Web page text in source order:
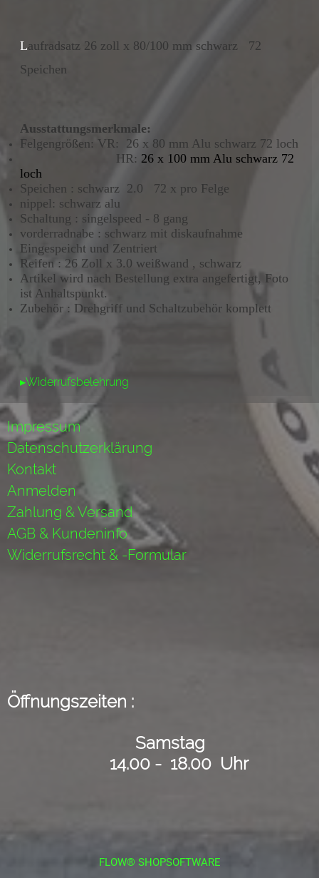
Laufradsatz 26 zoll x 80/100 mm schwarz 72
Speichen
Ausstattungsmerkmale:
Felgengrößen: VR: 26 x 80 mm Alu schwarz 72 loch
HR: 26 x 100 mm Alu schwarz 72
loch
Speichen : schwarz 2.0 72 x pro Felge
nippel: schwarz alu
Schaltung : singelspeed - 8 gang
vorderradnabe : schwarz mit diskaufnahme
Eingespeicht und Zentriert
Reifen : 26 Zoll x 3.0 weißwand , schwarz
Artikel wird nach Bestellung extra angefertigt, Foto
ist Anhaltspunkt.
Zubehör : Drehgriff und Schaltzubehör komplett
▸Widerrufsbelehrung
Impressum
Datenschutzerklärung
Kontakt
Anmelden
Zahlung & Versand
AGB & Kundeninfo
Widerrufsrecht & -Formular
Öffnungszeiten :
Samstag
14.00 - 18.00 Uhr
FLOW® SHOPSOFTWARE